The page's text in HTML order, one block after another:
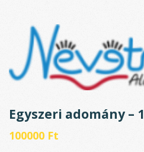
Egyszeri adomány –
100000 Ft